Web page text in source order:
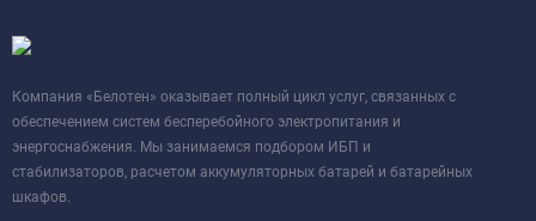
Компания «Белотен» оказывает полный цикл услуг, связанных с
обеспечением систем бесперебойного электропитания и
энергоснабжения. Мы занимаемся подбором ИБП и
стабилизаторов, расчетом аккумуляторных батарей и батарейных
шкафов.